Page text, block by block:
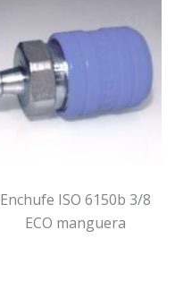
Enchufe ISO 6150b 3/8
ECO manguera